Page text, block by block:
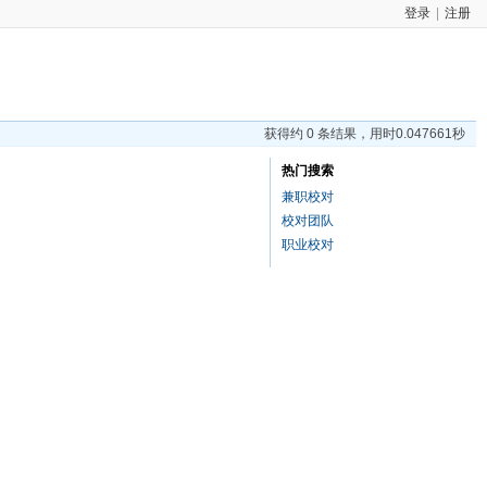
登录 注册
获得约 0 条结果，用时0.047661秒
热门搜索
兼职校对
校对团队
职业校对